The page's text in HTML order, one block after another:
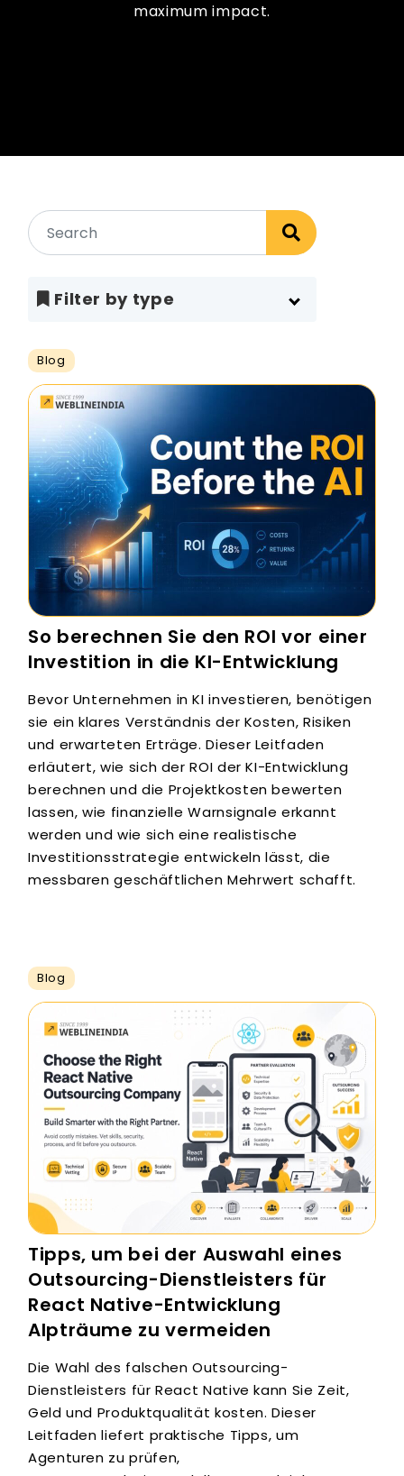
maximum impact.
Filter by type
Blog
So berechnen Sie den ROI vor einer
Investition in die KI-Entwicklung
Bevor Unternehmen in KI investieren, benötigen
sie ein klares Verständnis der Kosten, Risiken
und erwarteten Erträge. Dieser Leitfaden
erläutert, wie sich der ROI der KI-Entwicklung
berechnen und die Projektkosten bewerten
lassen, wie finanzielle Warnsignale erkannt
werden und wie sich eine realistische
Investitionsstrategie entwickeln lässt, die
messbaren geschäftlichen Mehrwert schafft.
Blog
Tipps, um bei der Auswahl eines
Outsourcing-Dienstleisters für
React Native-Entwicklung
Alpträume zu vermeiden
Die Wahl des falschen Outsourcing-
Dienstleisters für React Native kann Sie Zeit,
Geld und Produktqualität kosten. Dieser
Leitfaden liefert praktische Tipps, um
Agenturen zu prüfen,